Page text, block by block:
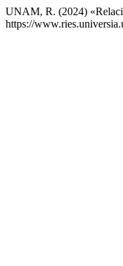
UNAM, R. (2024)
https://